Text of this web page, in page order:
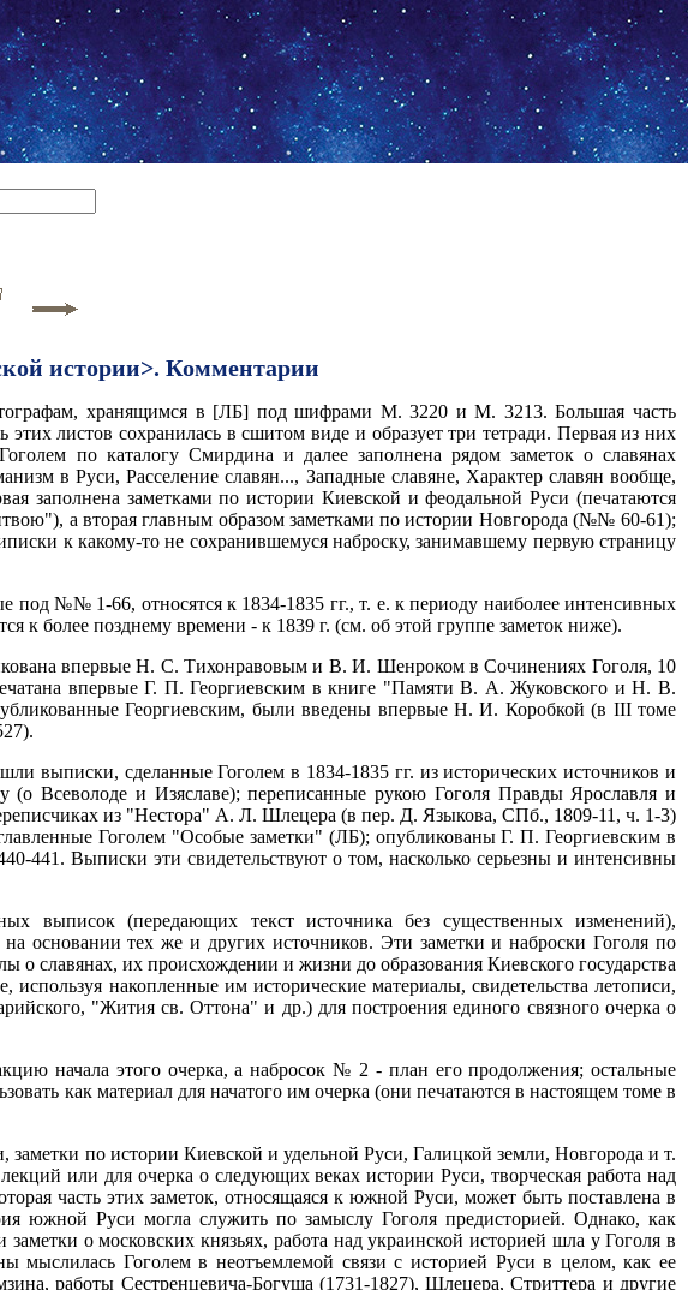
истории>. Комментарии
хранящимся в [ЛБ] под шифрами М. 3220 и М. 3213. Большая часть
листов сохранилась в сшитом виде и образует три тетради. Первая из них
по каталогу Смирдина и далее заполнена рядом заметок о славянах
в Руси, Расселение славян..., Западные славяне, Характер славян вообще,
заполнена заметками по истории Киевской и феодальной Руси (печатаются
а вторая главным образом заметками по истории Новгорода (№№ 60-61);
к какому-то не сохранившемуся наброску, занимавшему первую страницу
под №№ 1-66, относятся к 1834-1835 гг., т. е. к периоду наиболее интенсивных
к более позднему времени - к 1839 г. (см. об этой группе заметок ниже).
впервые Н. С. Тихонравовым и В. И. Шенроком в Сочинениях Гоголя, 10
впервые Г. П. Георгиевским в книге "Памяти В. А. Жуковского и Н. В.
Георгиевским, были введены впервые Н. И. Коробкой (в III томе
выписки, сделанные Гоголем в 1834-1835 гг. из исторических источников и
Всеволоде и Изяславе); переписанные рукою Гоголя Правды Ярославля и
из "Нестора" А. Л. Шлецера (в пер. Д. Языкова, СПб., 1809-11, ч. 1-3)
Гоголем "Особые заметки" (ЛБ); опубликованы Г. П. Георгиевским в
441. Выписки эти свидетельствуют о том, насколько серьезны и интенсивны
выписок (передающих текст источника без существенных изменений),
основании тех же и других источников. Эти заметки и наброски Гоголя по
славянах, их происхождении и жизни до образования Киевского государства
накопленные им исторические материалы, свидетельства летописи,
"Жития св. Оттона" и др.) для построения единого связного очерка о
начала этого очерка, а набросок № 2 - план его продолжения; остальные
как материал для начатого им очерка (они печатаются в настоящем томе в
заметки по истории Киевской и удельной Руси, Галицкой земли, Новгорода и т.
или для очерка о следующих веках истории Руси, творческая работа над
часть этих заметок, относящаяся к южной Руси, может быть поставлена в
южной Руси могла служить по замыслу Гоголя предисторией. Однако, как
о московских князьях, работа над украинской историей шла у Гоголя в
мыслилась Гоголем в неотъемлемой связи с историей Руси в целом, как ее
работы Сестренцевича-Богуша (1731-1827), Шлецера, Стриттера и другие